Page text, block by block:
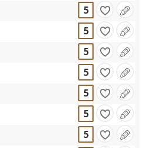
5
5
5
5
5
5
5